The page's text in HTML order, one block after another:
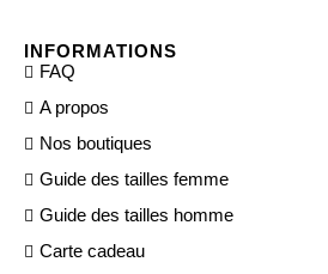
INFORMATIONS
FAQ
A propos
Nos boutiques
Guide des tailles femme
Guide des tailles homme
Carte cadeau